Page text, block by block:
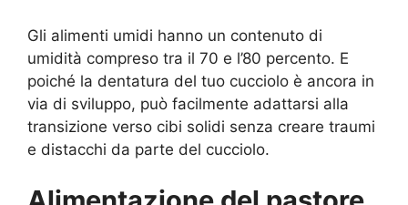
Gli alimenti umidi hanno un contenuto di
umidità compreso tra il 70 e l’80 percento. E
poiché la dentatura del tuo cucciolo è ancora in
via di sviluppo, può facilmente adattarsi alla
transizione verso cibi solidi senza creare traumi
e distacchi da parte del cucciolo.